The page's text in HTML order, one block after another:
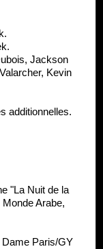
Jackson
Kevin
additionnelles.
"La Nuit de la
Arabe,
Paris/GY